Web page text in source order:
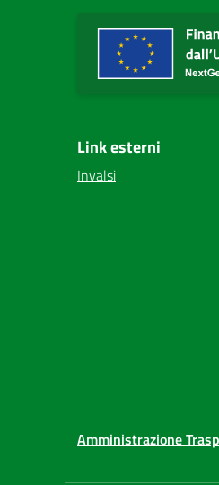
Link esterni
Invalsi
Amministrazione